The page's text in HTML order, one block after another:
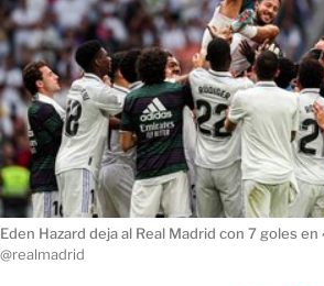
Eden Hazard deja al Real Madrid con 7 goles en
@realmadrid